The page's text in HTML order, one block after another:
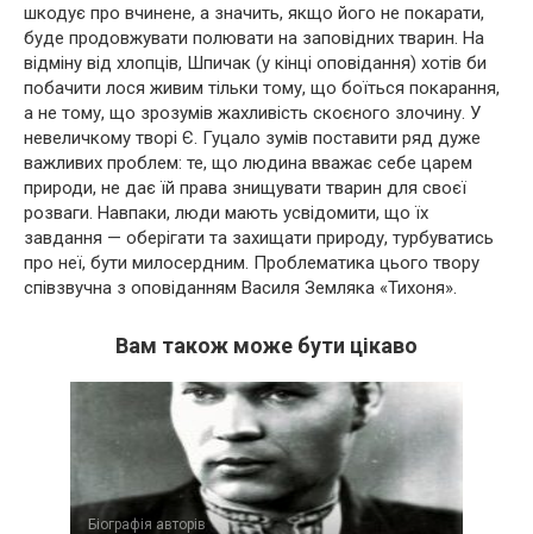
шкодує про вчинене, а значить, якщо його не покарати,
буде продовжувати полювати на заповідних тварин. На
відміну від хлопців, Шпичак (у кінці оповідання) хотів би
побачити лося живим тільки тому, що боїться покарання,
а не тому, що зрозумів жахливість скоєного злочину. У
невеличкому творі Є. Гуцало зумів поставити ряд дуже
важливих проблем: те, що людина вважає себе царем
природи, не дає їй права знищувати тварин для своєї
розваги. Навпаки, люди мають усвідомити, що їх
завдання — оберігати та захищати природу, турбуватись
про неї, бути милосердним. Проблематика цього твору
співзвучна з оповіданням Василя Земляка «Тихоня».
Вам також може бути цікаво
Біографія авторів